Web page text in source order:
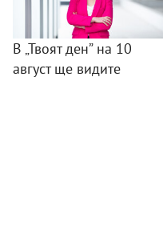
В „Твоят ден” на 10
август ще видите